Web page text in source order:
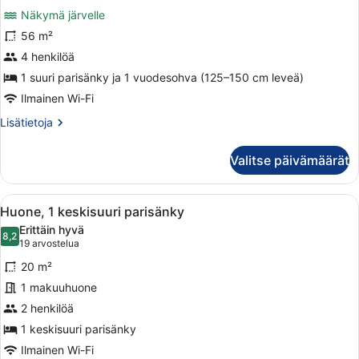
Superior-
huone
(Plus)
kuvat
arvostelua)
Näkymä järvelle
56 m²
4 henkilöä
1 suuri parisänky ja 1 vuodesohva (125–150 cm leveä)
Ilmainen Wi-Fi
Lisätietoja
Lisätietoja
(Plus)
Valitse päivämäärät
Avaa
kaikki
huonetyypin
Huone,
1
keskisuuri
parisänky
kuvat
Moderni hotellihuone, jossa on
6
Huone, 1 keskisuuri parisänky
8,28,2 kautta 10
Erittäin hyvä
19 arvostelua
(19
arvostelua)
20 m²
1 makuuhuone
2 henkilöä
1 keskisuuri parisänky
Ilmainen Wi-Fi